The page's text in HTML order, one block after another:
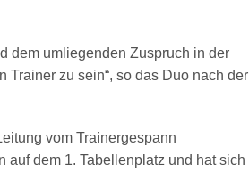
dem umliegenden Zuspruch in der
Trainer zu sein“, so das Duo nach der
vom Trainergespann
auf dem 1. Tabellenplatz und hat sich